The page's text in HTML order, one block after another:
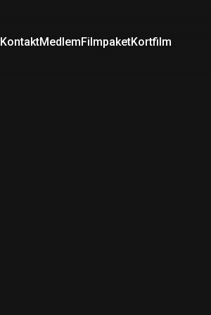
KontaktMedlemFilmpaketKortfilm